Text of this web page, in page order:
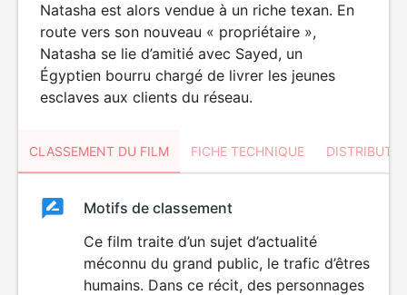
Natasha est alors vendue à un riche texan. En
route vers son nouveau « propriétaire »,
Natasha se lie d’amitié avec Sayed, un
Égyptien bourru chargé de livrer les jeunes
esclaves aux clients du réseau.
CLASSEMENT DU FILM FICHE TECHNIQUE
ClassementClassement
Motifs de classement
Ce film traite d’un sujet d’actualité
méconnu du grand public, le trafic d’êtres
humains. Dans ce récit, des personnages